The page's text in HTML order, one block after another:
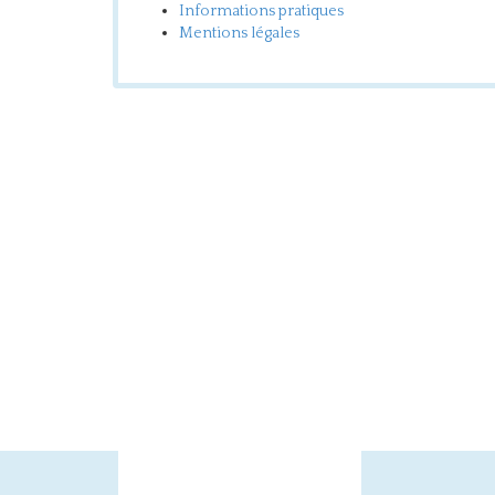
Informations pratiques
Mentions légales